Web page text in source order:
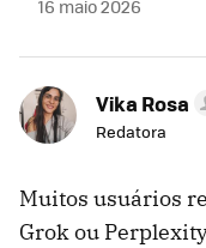
16 maio 2026
Vika Rosa
Redatora
Muitos usuários
Grok ou